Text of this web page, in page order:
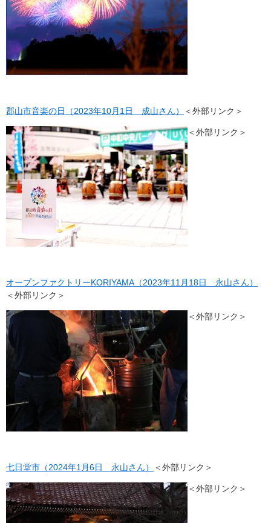
郡山市音楽の日（2023年10月1日 成山さん） ＜外部リンク＞
＜外部リンク＞
オープンファクトリーKORIYAMA（2023年11月18日 永山さん）
＜外部リンク＞
＜外部リンク＞
七日堂市（2024年1月6日 永山さん） ＜外部リンク＞
＜外部リンク＞